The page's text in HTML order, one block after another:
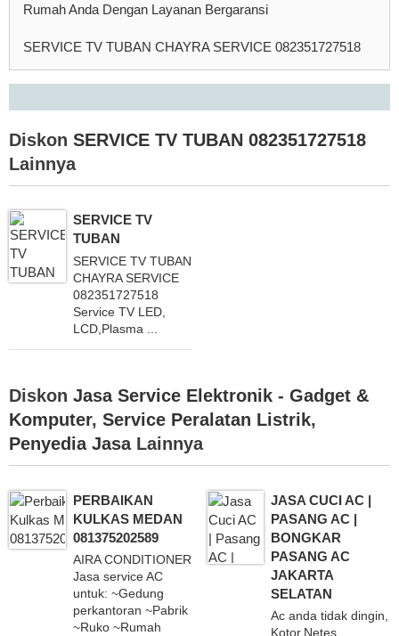
Rumah Anda Dengan Layanan Bergaransi
SERVICE TV TUBAN CHAYRA SERVICE 082351727518
Diskon SERVICE TV TUBAN 082351727518
Lainnya
SERVICE TV
TUBAN
SERVICE TV TUBAN
CHAYRA SERVICE
082351727518
Service TV LED,
LCD,Plasma ...
Diskon Jasa Service Elektronik - Gadget &
Komputer, Service Peralatan Listrik,
Penyedia JasaLainnya
PERBAIKAN
KULKAS MEDAN
081375202589
AIRA CONDITIONER
Jasa service AC
untuk: ~Gedung
perkantoran ~Pabrik
~Ruko ~Rumah
JASA CUCI AC |
PASANG AC |
BONGKAR
PASANG AC
JAKARTA
SELATAN
Ac anda tidak dingin,
Kotor,Netes